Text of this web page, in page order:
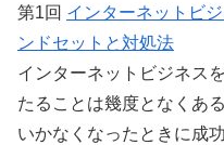
第1回 インターネットビ
ンドセットと対処法
インターネットビジネス
たることは幾度となくあ
いかなくなったときに成